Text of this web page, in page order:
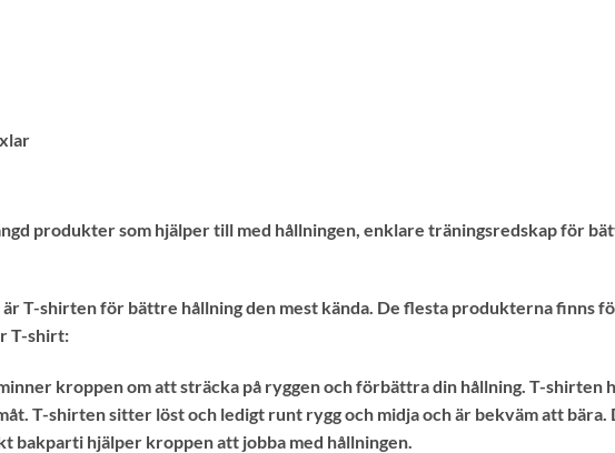
produkter som hjälper till med hållningen, enklare träningsredskap för
T-shirten för bättre hållning den mest kända. De flesta produkterna finns
T-shirt:
kroppen om att sträcka på ryggen och förbättra din hållning. T-shirten
T-shirten sitter löst och ledigt runt rygg och midja och är bekväm att
bakparti hjälper kroppen att jobba med hållningen.